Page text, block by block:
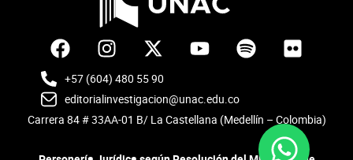
F
a
c
e
b
I
n
s
t
a
Y
o
t
u
S
p
i
F
l
k
r
+57 (604) 480 55 90
editorialinvestigacion@unac.edu.co
Carrera 84 # 33AA-01 B/ La Castellana (Medellín – Colombia)